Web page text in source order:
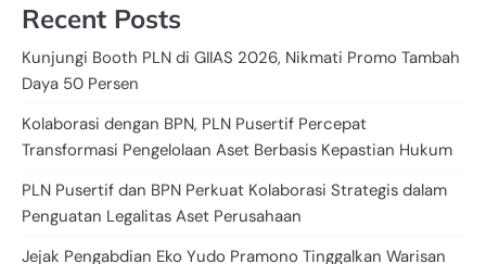
Recent Posts
Kunjungi Booth PLN di GIIAS 2026, Nikmati Promo Tambah
Daya 50 Persen
Kolaborasi dengan BPN, PLN Pusertif Percepat
Transformasi Pengelolaan Aset Berbasis Kepastian Hukum
PLN Pusertif dan BPN Perkuat Kolaborasi Strategis dalam
Penguatan Legalitas Aset Perusahaan
Jejak Pengabdian Eko Yudo Pramono Tinggalkan Warisan